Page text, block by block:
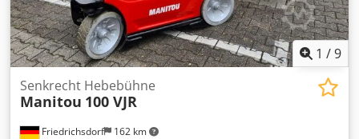
1 /9
Friedrichsdorf 162 km
Senkrecht Hebebühne
Manitou 100 VJR